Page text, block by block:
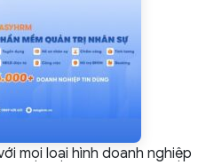
mọi loại hình doanh nghiệp